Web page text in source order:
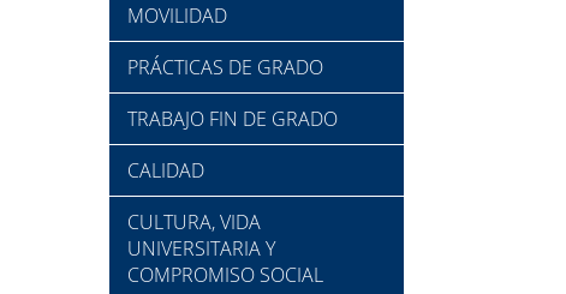
MOVILIDAD
PRÁCTICAS DE GRADO
TRABAJO FIN DE GRADO
CALIDAD
CULTURA, VIDA
UNIVERSITARIA Y
COMPROMISO SOCIAL